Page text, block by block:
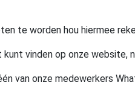
te worden hou hiermee
vinden op onze website,
van onze medewerkers